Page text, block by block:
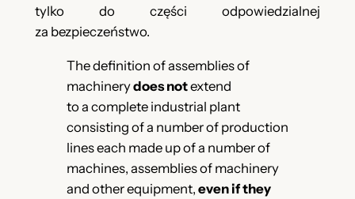
tylko do części odpowiedzialnej
za bezpieczeństwo.
The definition of assemblies of
machinerydoes notextend
to a complete industrial plant
consisting of a number of production
lines each made up of a number of
machines, assemblies of machinery
and other equipment, even if they